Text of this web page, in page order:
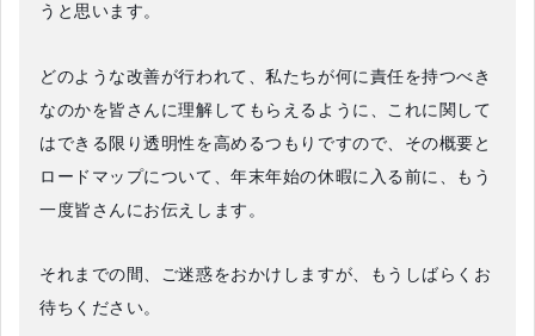
うと思います。
どのような改善が行われて、私たちが何に責任を持つべき
なのかを皆さんに理解してもらえるように、これに関して
はできる限り透明性を高めるつもりですので、その概要と
ロードマップについて、年末年始の休暇に入る前に、もう
一度皆さんにお伝えします。
それまでの間、ご迷惑をおかけしますが、もうしばらくお
待ちください。